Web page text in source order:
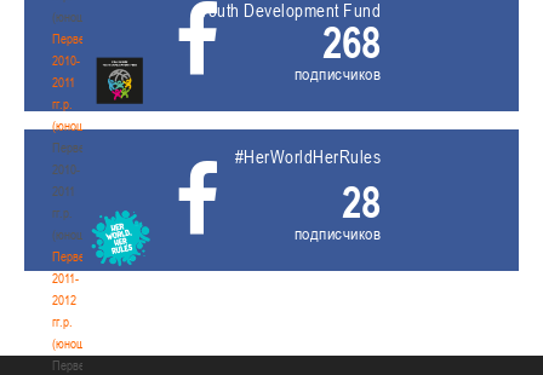
(юноши)
Первенство
2010-
2011
гг.р.
(юноши)
Первенство
2010-
2011
гг.р.
(юноши)
Первенство
2011-
2012
гг.р.
(юноши)
Первенство
Youth Development Fund
268
подписчиков
#HerWorldHerRules
28
подписчиков